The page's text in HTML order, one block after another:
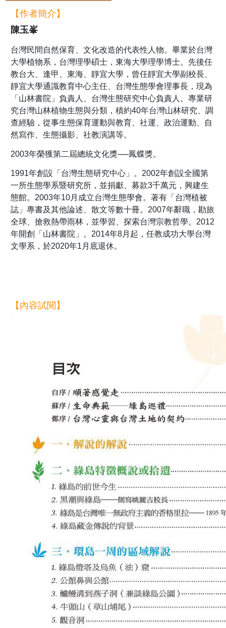
【作者簡介】
陳玉峯
台灣民間自然保育、文化改造的代表性人物。畢業於台灣
大學植物系，台灣理學碩士，東海大學理學博士。先後任
教台大、逢甲、東海、靜宜大學，曾任靜宜大學副校長、
靜宜大學通識教育中心主任、台灣生態學會理事長，現為
「山林書院」負責人、台灣生態研究中心負責人。專業研
究台灣山林植物生態與分類，積約40年台灣山林研究、調
查經驗，從事生態保育運動與教育、社運、政治運動、自
然寫作、生態攝影、社教演講等。
2003年榮獲第二屆總統文化獎──鳳蝶獎。
1991年創設「台灣生態研究中心」。2002年創設全國第
一所生態學系暨研究所，並捐獻、募款3千萬元，興建生
態館。2003年10月成立台灣生態學會。著有「台灣植被
誌」專書及其他論述、散文等數十冊。2007年辭職，勘旅
全球、搶救熱帶雨林，並學習、探索台灣宗教哲學。2012
年開創「山林書院」。2014年8月起，任教成功大學台灣
文學系，於2020年1月底退休。
【內容試閱】